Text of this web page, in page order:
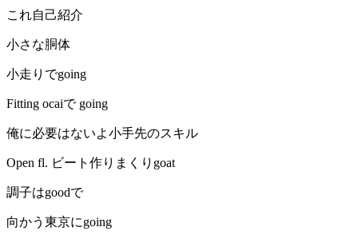
これ自己紹介
小さな胴体
小走りでgoing
Fitting ocaiで going
俺に必要はないよ小手先のスキル
Open fl. ビート作りまくりgoat
調子はgoodで
向かう東京にgoing